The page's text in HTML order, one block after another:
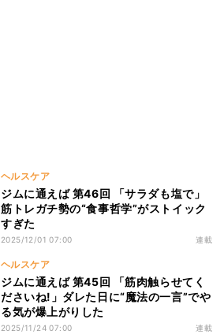
ヘルスケア
ジムに通えば 第46回 「サラダも塩で」
筋トレガチ勢の“食事哲学”がストイック
すぎた
2025/12/01 07:00 連載
ヘルスケア
ジムに通えば 第45回 「筋肉触らせてく
ださいね!」ダレた日に“魔法の一言”でや
る気が爆上がりした
2025/11/24 07:00 連載